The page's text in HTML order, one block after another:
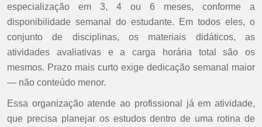
especialização em 3, 4 ou 6 meses, conforme a
disponibilidade semanal do estudante. Em todos eles, o
conjunto de disciplinas, os materiais didáticos, as
atividades avaliativas e a carga horária total são os
mesmos. Prazo mais curto exige dedicação semanal maior
— não conteúdo menor.
Essa organização atende ao profissional já em atividade,
que precisa planejar os estudos dentro de uma rotina de